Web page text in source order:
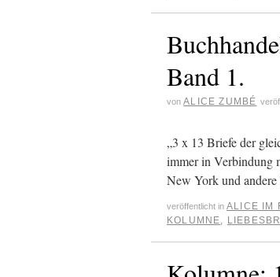
Band 1.
von ALICE ZUMBÉ
„3 x 13 Briefe der
immer in Verbindung
New York und
veröffentlicht in ALICE IM
KOLUMNE,